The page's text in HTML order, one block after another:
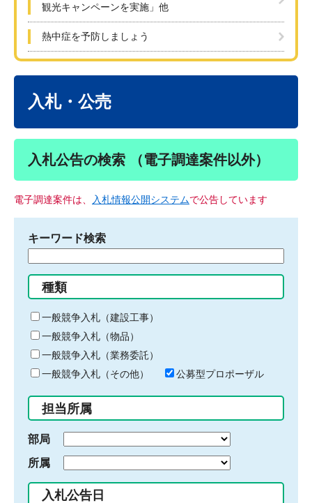
観光キャンペーンを実施」他
熱中症を予防しましょう
入札・公売
入札公告の検索 （電子調達案件以外）
電子調達案件は、 入札情報公開システムで公告しています
キーワード検索
る
キ
ー
ワ
ー
ド
入
力
種類
一般競争入札（建設工事）
一般競争入札（物品）
一般競争入札（業務委託）
一般競争入札（その他）
公募型プロポーザル
担当所属
部局
所属
入札公告日